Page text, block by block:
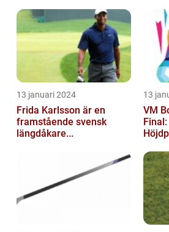
13 januari 2024
Frida Karlsson är en
framstående svensk
längdåkare...
13
VM